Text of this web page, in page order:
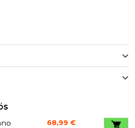
68,99 €